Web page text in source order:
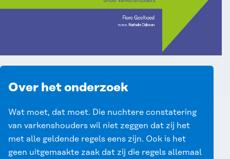
Over het onderzoek
Wat moet, dat moet. Die nuchtere constatering
van varkenshouders wil niet zeggen dat zij het
met alle geldende regels eens zijn. Ook is het
geen uitgemaakte zaak dat zij die regels allemaal